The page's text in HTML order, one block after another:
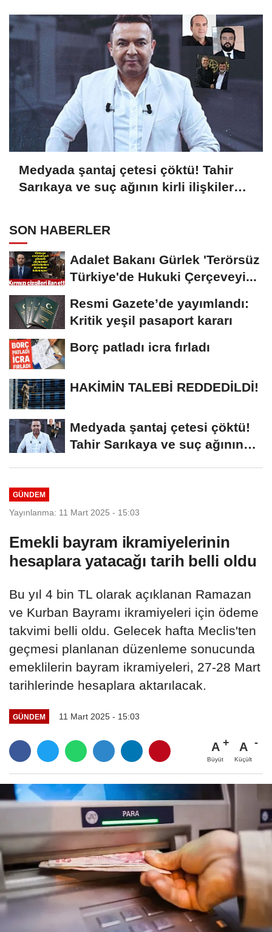
Medyada şantaj çetesi çöktü! Tahir
Sarıkaya ve suç ağının kirli ilişkiler
SON HABERLER
Adalet Bakanı Gürlek 'Terörsüz
Türkiye'de Hukuki Çerçeveyi...
Resmi Gazete’de yayımlandı:
Kritik yeşil pasaport kararı
Borç patladı icra fırladı
HAKİMİN TALEBİ REDDEDİLDİ!
Medyada şantaj çetesi çöktü!
Tahir Sarıkaya ve suç ağının
GÜNDEM
Yayınlanma: 11 Mart 2025 - 15:03
Emekli bayram ikramiyelerinin
hesaplara yatacağı tarih belli oldu
Bu yıl 4 bin TL olarak açıklanan Ramazan
ve Kurban Bayramı ikramiyeleri için ödeme
takvimi belli oldu. Gelecek hafta Meclis'ten
geçmesi planlanan düzenleme sonucunda
emeklilerin bayram ikramiyeleri, 27-28 Mart
tarihlerinde hesaplara aktarılacak.
GÜNDEM 11 Mart 2025 - 15:03
A
Büyüt
A
Küçült